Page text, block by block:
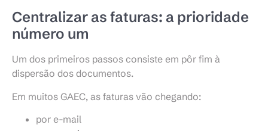
Centralizar as faturas: a prioridade
número um
Um dos primeiros passos consiste em pôr fim à
dispersão dos documentos.
Em muitos GAEC, as faturas vão chegando:
por e-mail